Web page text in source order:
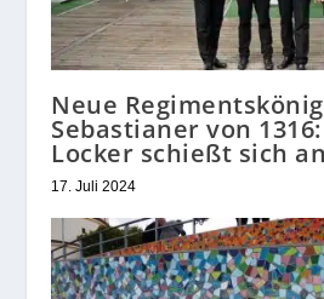
Neue
Sebastianer von
Locker schießt sich
17. Juli 2024